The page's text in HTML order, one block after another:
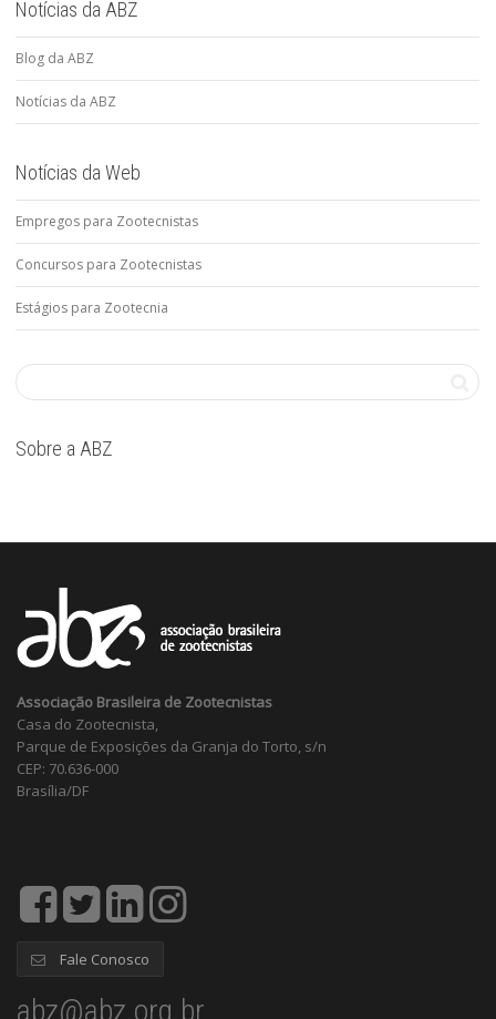
Notícias da ABZ
Blog da ABZ
Notícias da ABZ
Notícias da Web
Empregos para Zootecnistas
Concursos para Zootecnistas
Estágios para Zootecnia
Sobre a ABZ
Associação Brasileira de Zootecnistas
Casa do Zootecnista,
Parque de Exposições da Granja do Torto, s/n
CEP: 70.636-000
Brasília/DF
Fale Conosco
abz@abz.org.br